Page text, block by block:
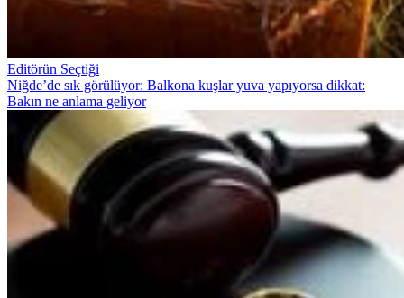
Editörün Seçtiği
Niğde’de sık görülüyor: Balkona kuşlar yuva yapıyorsa dikkat:
Bakın ne anlama geliyor